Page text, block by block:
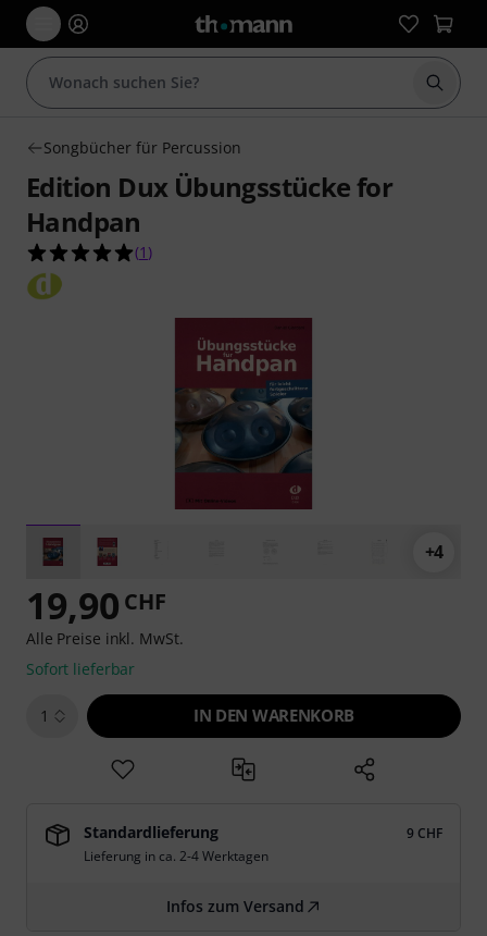
Suche
Songbücher für Percussion
Edition Dux Übungsstücke for
Handpan
5.0 von 5 Sternen aus 1 Kundenbewertungen
(1 )
+4
19,90 CHF
Alle Preise inkl. MwSt.
Sofort lieferbar
1 IN DEN WARENKORB
Standardlieferung
9 CHF
Lieferung in ca. 2-4 Werktagen
Infos zum Versand